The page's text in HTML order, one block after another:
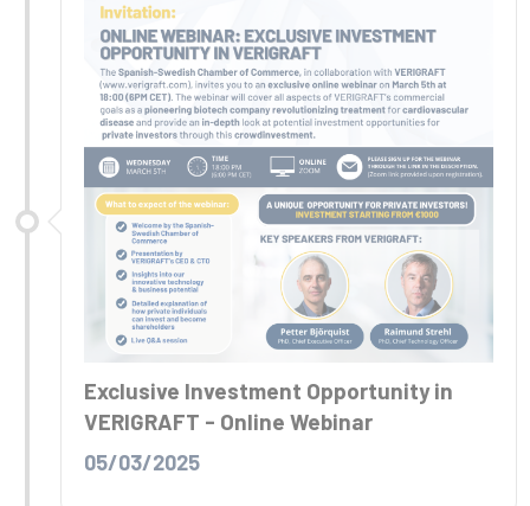
Exclusive Investment Opportunity in
VERIGRAFT - Online Webinar
05/03/2025